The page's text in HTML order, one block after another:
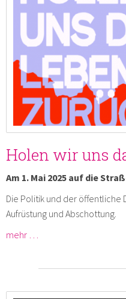
Holen wir uns
Am 1. Mai 2025 auf die
Die Politik und der öffentliche
Aufrüstung und Abschottung.
mehr …